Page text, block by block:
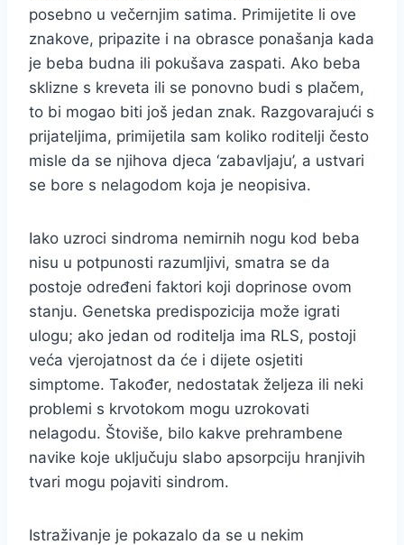
posebno u večernjim satima. Primijetite li ove
znakove, pripazite i na obrasce ponašanja kada
je beba budna ili pokušava zaspati. Ako beba
sklizne s kreveta ili se ponovno budi s plačem,
to bi mogao biti još jedan znak. Razgovarajući s
prijateljima, primijetila sam koliko roditelji često
misle da se njihova djeca ‘zabavljaju’, a ustvari
se bore s nelagodom koja je neopisiva.
Iako uzroci sindroma nemirnih nogu kod beba
nisu u potpunosti razumljivi, smatra se da
postoje određeni faktori koji doprinose ovom
stanju. Genetska predispozicija može igrati
ulogu; ako jedan od roditelja ima RLS, postoji
veća vjerojatnost da će i dijete osjetiti
simptome. Također, nedostatak željeza ili neki
problemi s krvotokom mogu uzrokovati
nelagodu. Štoviše, bilo kakve prehrambene
navike koje uključuju slabo apsorpciju hranjivih
tvari mogu pojaviti sindrom.
Istraživanje je pokazalo da se u nekim